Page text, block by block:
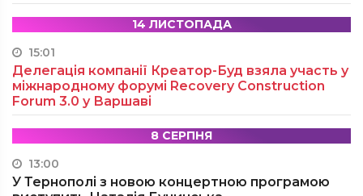
14 ЛИСТОПАДА
15:01
Делегація компанії Креатор-Буд взяла участь у
міжнародному форумі Recovery Construction
Forum 3.0 у Варшаві
8 СЕРПНЯ
13:00
У Тернополі з новою концертною програмою